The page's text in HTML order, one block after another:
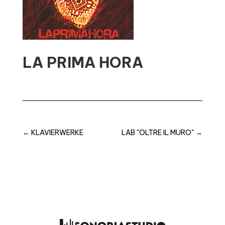
LA PRIMA HORA
← KLAVIERWERKE LAB "OLTRE IL MURO" →